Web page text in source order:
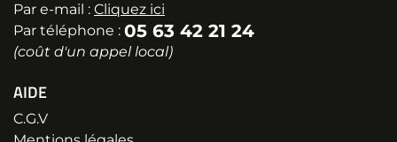
Par e-mail : Cliquez ici
Par téléphone : 05 63 42 21 24
(coût d'un appel local)
AIDE
C.G.V